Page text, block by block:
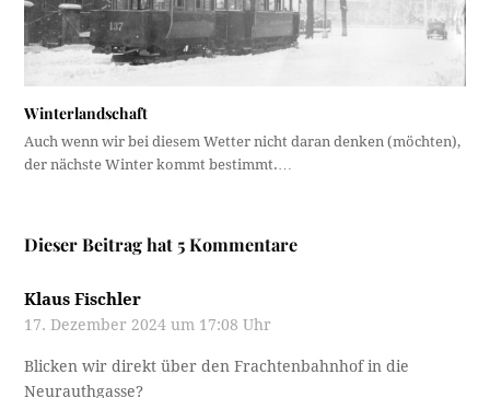
Winterlandschaft
Auch wenn wir bei diesem Wetter nicht daran denken (möchten),
der nächste Winter kommt bestimmt.…
Dieser Beitrag hat 5 Kommentare
Klaus Fischler
17. Dezember 2024 um 17:08 Uhr
Blicken wir direkt über den Frachtenbahnhof in die
Neurauthgasse?